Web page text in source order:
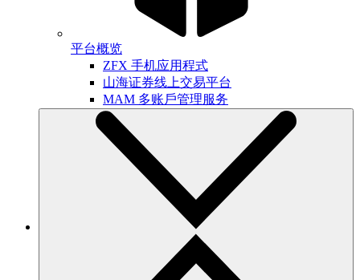
平台概览
ZFX 手机应用程式
山海证券线上交易平台
MAM 多账戶管理服务